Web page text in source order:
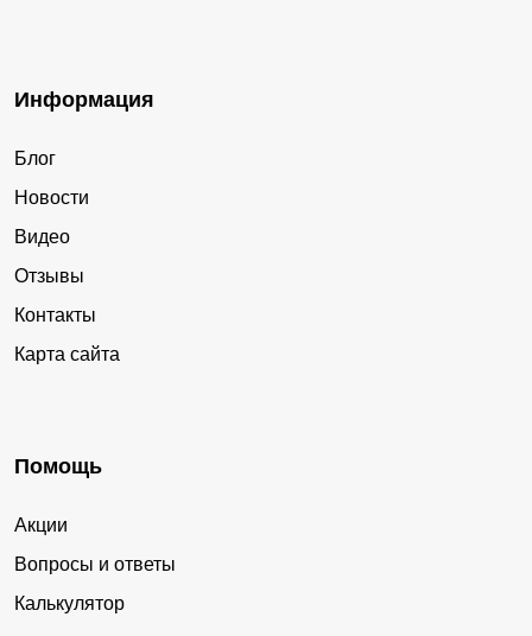
Информация
Блог
Новости
Видео
Отзывы
Контакты
Карта сайта
Помощь
Акции
Вопросы и ответы
Калькулятор